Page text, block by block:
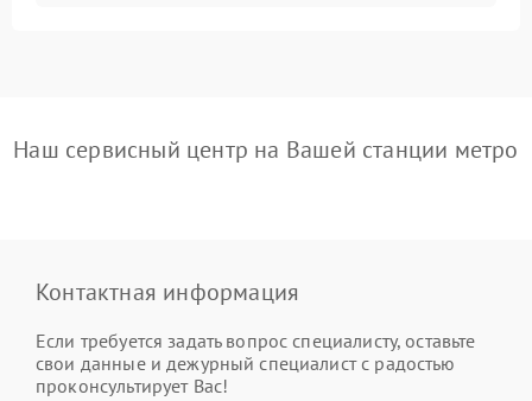
Наш сервисный центр на Вашей станции метро
Контактная информация
Если требуется задать вопрос специалисту, оставьте
свои данные и дежурный специалист с радостью
проконсультирует Вас!